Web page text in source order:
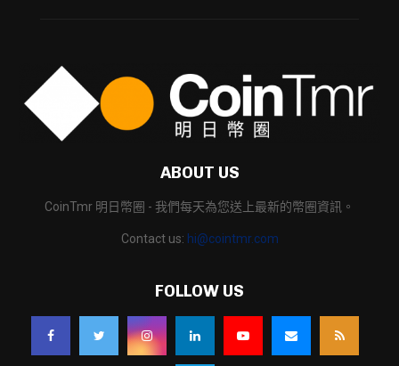
ABOUT US
CoinTmr 明日幣圈 - 我們每天為您送上最新的幣圈資訊。
Contact us: hi@cointmr.com
FOLLOW US